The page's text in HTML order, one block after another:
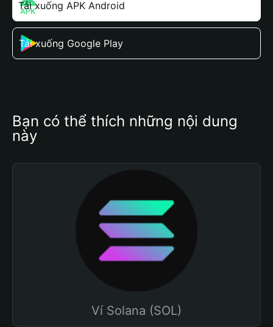
Tải xuống APK Android
Tải xuống Google Play
Bạn có thể thích những nội dung
này
Ví Solana (SOL)